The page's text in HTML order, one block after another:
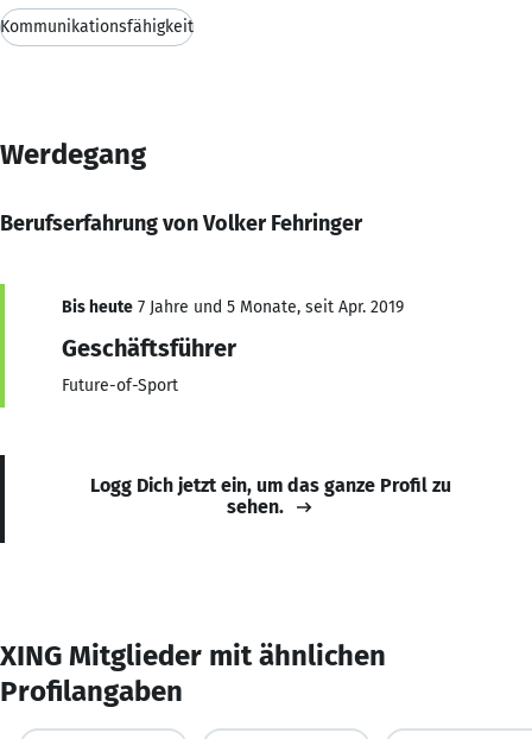
Kommunikationsfähigkeit
Werdegang
Berufserfahrung von Volker Fehringer
Bis heute 7 Jahre und 5 Monate, seit Apr. 2019
Geschäftsführer
Future-of-Sport
Logg Dich jetzt ein, um das ganze Profil zu
sehen.
XING Mitglieder mit ähnlichen
Profilangaben